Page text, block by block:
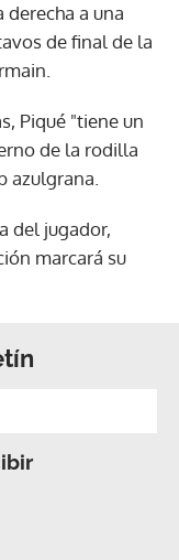
a una
de final de la
Piqué "tiene un
de la rodilla
azulgrana.
del jugador,
marcará su